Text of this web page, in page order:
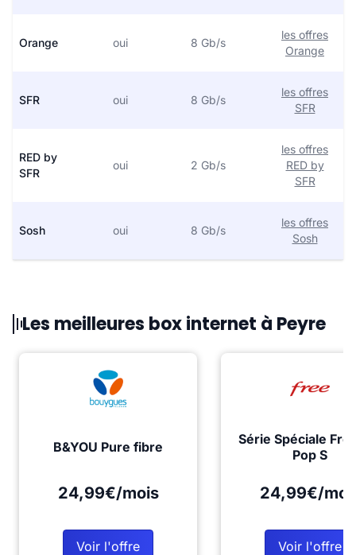
Orange oui 8 Gb/s
les offres
Orange
SFR oui 8 Gb/s
les offres
SFR
RED by
SFR
oui 2 Gb/s
les offres
RED by
SFR
Sosh oui 8 Gb/s
les offres
Sosh
Les meilleures box internet à Peyre
B&YOU Pure fibre
24,99€/mois
Voir l'offre
Série Spéciale
Pop S
24,99€/
Voir l'offre